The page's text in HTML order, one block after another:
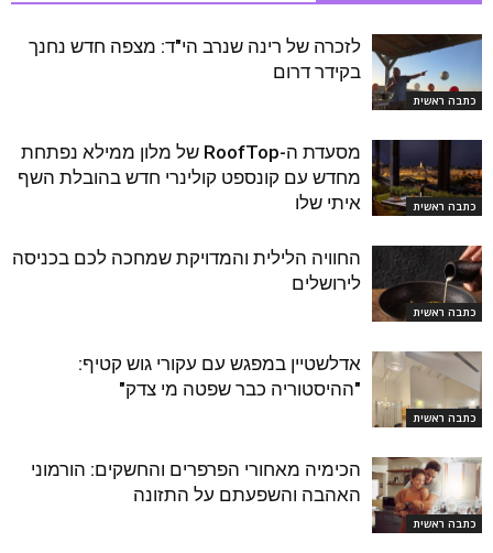
כתבה ראשית
לזכרה של רינה שנרב הי"ד: מצפה חדש נחנך
בקידר דרום
כתבה ראשית
מסעדת ה-RoofTop של מלון ממילא נפתחת
מחדש עם קונספט קולינרי חדש בהובלת השף
איתי שלו
כתבה ראשית
החוויה הלילית והמדויקת שמחכה לכם בכניסה
לירושלים
כתבה ראשית
אדלשטיין במפגש עם עקורי גוש קטיף:
"ההיסטוריה כבר שפטה מי צדק"
כתבה ראשית
הכימיה מאחורי הפרפרים והחשקים: הורמוני
האהבה והשפעתם על התזונה